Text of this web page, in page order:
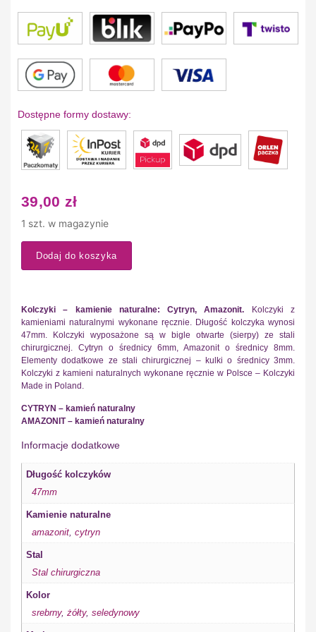
Dostępne formy dostawy:
39,00 zł
1 szt. w magazynie
Dodaj do koszyka
Kolczyki – kamienie naturalne: Cytryn, Amazonit. Kolczyki z
kamieniami naturalnymi wykonane ręcznie. Długość kolczyka wynosi
47mm. Kolczyki wyposażone są w bigle otwarte (sierpy) ze stali
chirurgicznej. Cytryn o średnicy 6mm, Amazonit o średnicy 8mm.
Elementy dodatkowe ze stali chirurgicznej – kulki o średnicy 3mm.
Kolczyki z kamieni naturalnych wykonane ręcznie w Polsce – Kolczyki
Made in Poland.
CYTRYN – kamień naturalny
AMAZONIT – kamień naturalny
Informacje dodatkowe
Długość kolczyków
47mm
Kamienie naturalne
amazonit, cytryn
Stal
Stal chirurgiczna
Kolor
srebrny, żółty, seledynowy